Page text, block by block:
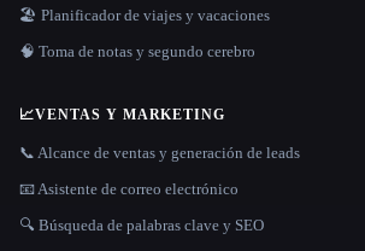
🏖 Planificador de viajes y vacaciones
🧠 Toma de notas y segundo cerebro
📈VENTAS Y MARKETING
📞 Alcance de ventas y generación de leads
📧 Asistente de correo electrónico
🔍 Búsqueda de palabras clave y SEO